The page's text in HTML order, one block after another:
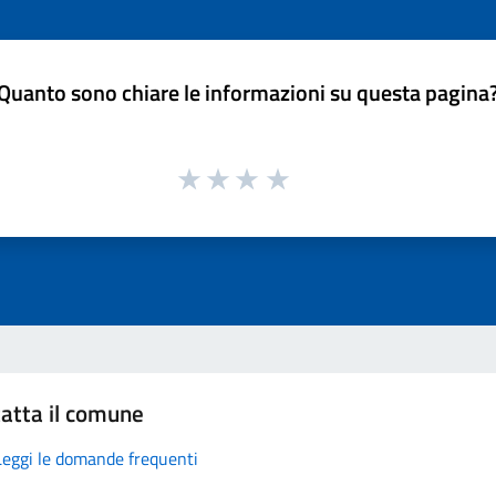
sono chiare le informazioni su questa
il comune
le domande frequenti